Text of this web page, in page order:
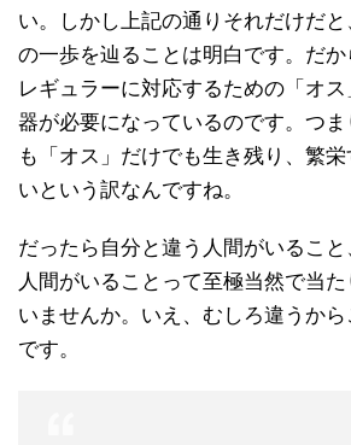
い。しかし上記の通りそれだけだ
の一歩を辿ることは明白です。だ
レギュラーに対応するための「オ
器が必要になっているのです。つ
も「オス」だけでも生き残り、繁
いという訳なんですね。
だったら自分と違う人間がいるこ
人間がいることって至極当然で当
いませんか。いえ、むしろ違うか
です。